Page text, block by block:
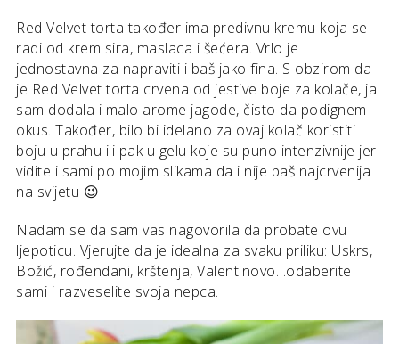
Red Velvet torta također ima predivnu kremu koja se
radi od krem sira, maslaca i šećera. Vrlo je
jednostavna za napraviti i baš jako fina. S obzirom da
je Red Velvet torta crvena od jestive boje za kolače, ja
sam dodala i malo arome jagode, čisto da podignem
okus. Također, bilo bi idelano za ovaj kolač koristiti
boju u prahu ili pak u gelu koje su puno intenzivnije jer
vidite i sami po mojim slikama da i nije baš najcrvenija
na svijetu 😉
Nadam se da sam vas nagovorila da probate ovu
ljepoticu. Vjerujte da je idealna za svaku priliku: Uskrs,
Božić, rođendani, krštenja, Valentinovo…odaberite
sami i razveselite svoja nepca.